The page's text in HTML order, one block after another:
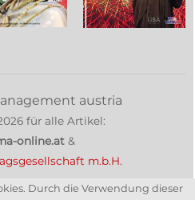
Durch die Verwendung dieser
austria
für alle Artikel:
online.at&
m.b.H.